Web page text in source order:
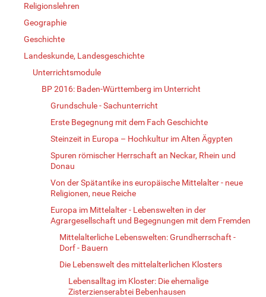
Religionslehren
Geographie
Geschichte
Landeskunde, Landesgeschichte
Unterrichtsmodule
BP 2016: Baden-Württemberg im Unterricht
Grundschule - Sachunterricht
Erste Begegnung mit dem Fach Geschichte
Steinzeit in Europa – Hochkultur im Alten Ägypten
Spuren römischer Herrschaft an Neckar, Rhein und
Donau
Von der Spätantike ins europäische Mittelalter - neue
Religionen, neue Reiche
Europa im Mittelalter - Lebenswelten in der
Agrargesellschaft und Begegnungen mit dem Fremden
Mittelalterliche Lebenswelten: Grundherrschaft -
Dorf - Bauern
Die Lebenswelt des mittelalterlichen Klosters
Lebensalltag im Kloster: Die ehemalige
Zisterzienserabtei Bebenhausen